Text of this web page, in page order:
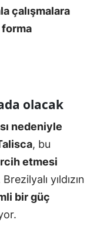
çalışmalara
forma
olacak
nedeniyle
, bu
etmesi
yıldızın
bir güç